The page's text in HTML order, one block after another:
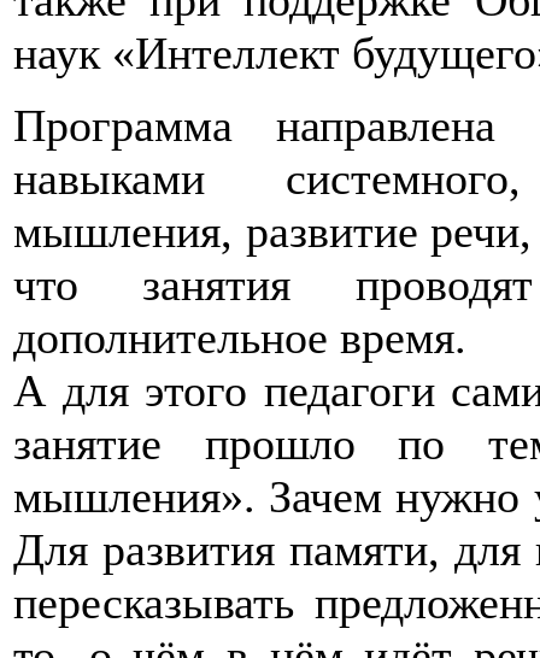
наук «Интеллект
Программа
навыками
мышления, развитие
что занятия
дополнительное время.
А для этого педагоги
занятие прошло по
мышления». Зачем нужно
Для развития памяти, для
пересказывать